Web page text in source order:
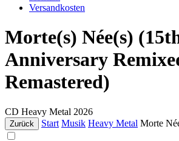
Versandkosten
Morte(s) Née(s)
Anniversary
Remastered)
CD Heavy Metal 2026
Zurück Start Musik Heavy Metal Morte